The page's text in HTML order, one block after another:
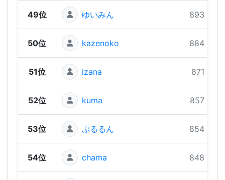
49位 ゆいみん 893 pts
50位 kazenoko 884 pts
51位 izana 871 pts
52位 kuma 857 pts
53位 ぷるるん 854 pts
54位 chama 848 pts